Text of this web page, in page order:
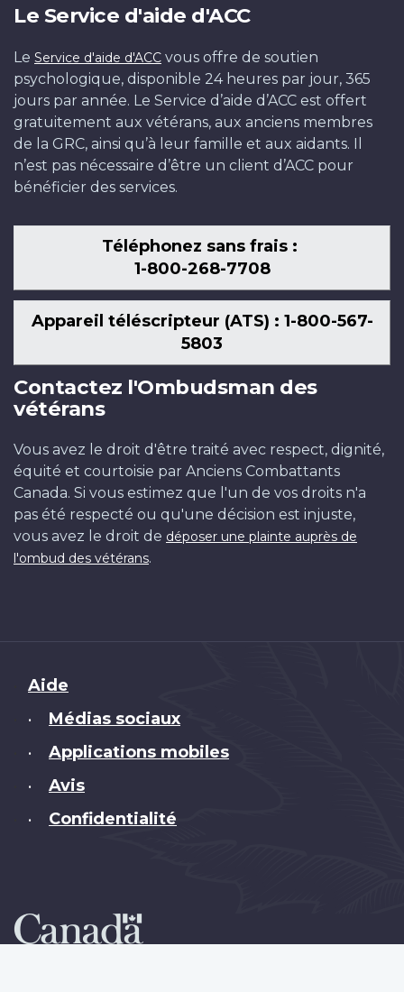
Le Service d'aide d'ACC
Le Service d'aide d'ACC vous offre de soutien
psychologique, disponible 24 heures par jour, 365
jours par année. Le Service d’aide d’ACC est offert
gratuitement aux vétérans, aux anciens membres
de la GRC, ainsi qu’à leur famille et aux aidants. Il
n’est pas nécessaire d’être un client d’ACC pour
bénéficier des services.
Téléphonez sans frais :
1-800-268-7708
Appareil téléscripteur (ATS) : 1-800-567-
5803
Contactez l'Ombudsman des
vétérans
Vous avez le droit d'être traité avec respect, dignité,
équité et courtoisie par Anciens Combattants
Canada. Si vous estimez que l'un de vos droits n'a
pas été respecté ou qu'une décision est injuste,
vous avez le droit de déposer une plainte auprès de
l'ombud des vétérans.
Brand
Aide
• Médias sociaux
• Applications mobiles
• Avis
• Confidentialité